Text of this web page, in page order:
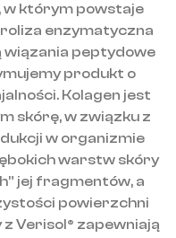
w którym powstaje
enzymatyczna
peptydowe
produkt o
Kolagen jest
skórę, w związku z
w organizmie
warstw skóry
jej fragmentów, a
powierzchni
Verisol® zapewniają